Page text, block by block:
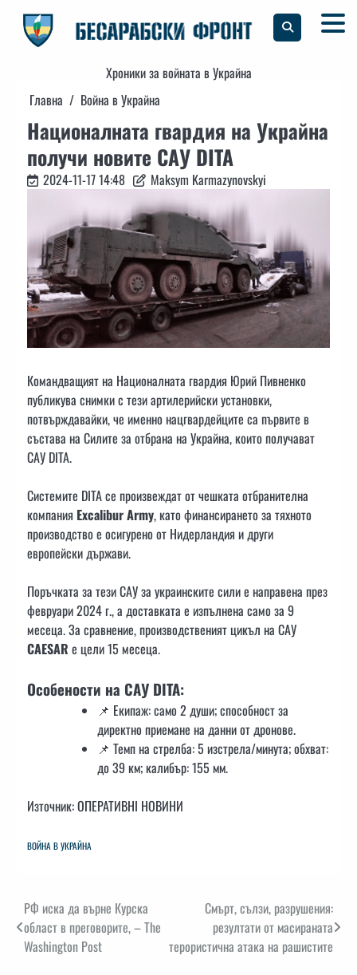
content
Хроники за войната в Украйна
Главна
Война в Украйна
Националната гвардия на Украйна
получи новите САУ DITA
2024-11-17 14:48 Maksym Karmazynovskyi
Командващият на Националната гвардия Юрий Пивненко
публикува снимки с тези артилерийски установки,
потвърждавайки, че именно нацгвардейците са първите в
състава на Силите за отбрана на Украйна, които получават
САУ DITA.
Системите DITA се произвеждат от чешката отбранителна
компания Excalibur Army, като финансирането за тяхното
производство е осигурено от Нидерландия и други
европейски държави.
Поръчката за тези САУ за украинските сили е направена през
февруари 2024 г., а доставката е изпълнена само за 9
месеца. За сравнение, производственият цикъл на САУ
CAESAR е цели 15 месеца.
Особености на САУ DITA:
📌 Екипаж: само 2 души; способност за
директно приемане на данни от дронове.
📌 Темп на стрелба: 5 изстрела/минута; обхват:
до 39 км; калибър: 155 мм.
Източник: ОПЕРАТИВНІ НОВИНИ
ВОЙНА В УКРАЙНА
Навигация
РФ иска да върне Курска
област в преговорите, – The
Washington Post
Смърт, сълзи, разрушения:
резултати от масираната
терористична атака на рашистите